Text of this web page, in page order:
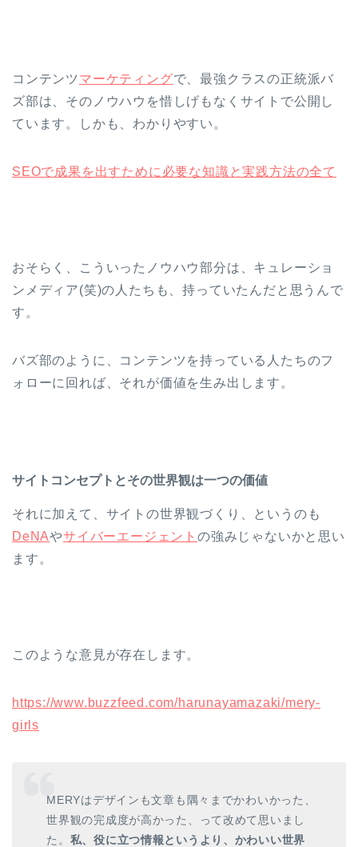
コンテンツ マーケティングで、最強クラスの正統派バ
ズ部は、そのノウハウを惜しげもなくサイトで公開し
ています。しかも、わかりやすい。
SEOで成果を出すために必要な知識と実践方法の全て
おそらく、こういったノウハウ部分は、キュレーショ
ンメディア(笑)の人たちも、持っていたんだと思うんで
す。
バズ部のように、コンテンツを持っている人たちのフ
ォローに回れば、それが価値を生み出します。
サイトコンセプトとその世界観は一つの価値
それに加えて、サイトの世界観づくり、というのも
DeNAやサイバーエージェントの強みじゃないかと思い
ます。
このような意見が存在します。
https://www.buzzfeed.com/harunayamazaki/mery-
girls
MERYはデザインも文章も隅々までかわいかった、
世界観の完成度が高かった、って改めて思いまし
た。 私、役に立つ情報というより、かわいい世界